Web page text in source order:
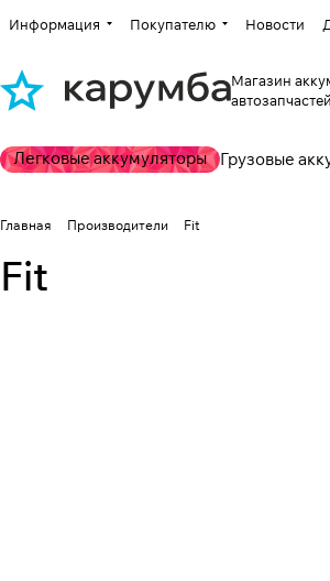
Информация Покупателю Новости
Магазин
автозапчастей
Легковые аккумуляторы Грузовые
Главная Производители Fit
Fit